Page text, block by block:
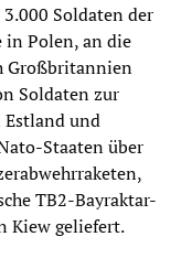
Soldaten der
Polen, an die
Großbritannien
Soldaten zur
und
Staaten über
TB2-Bayraktar-
Kiew geliefert.